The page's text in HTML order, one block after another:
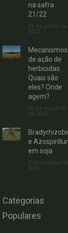
na safra
21/22
22 de junho de
2022
Mecanismos
de ação de
herbicidas:
Quais são
eles? Onde
agem?
30 de outubro
de 2023
e
em soja
3 de outubro
2023
Categorias
Populares